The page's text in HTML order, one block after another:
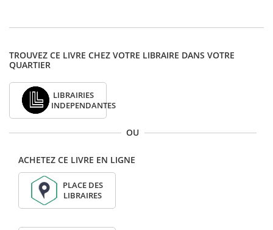
TROUVEZ CE LIVRE CHEZ VOTRE LIBRAIRE DANS VOTRE
QUARTIER
LIBRAIRIES
INDEPENDANTES
OU
ACHETEZ CE LIVRE EN LIGNE
PLACE DES
LIBRAIRES